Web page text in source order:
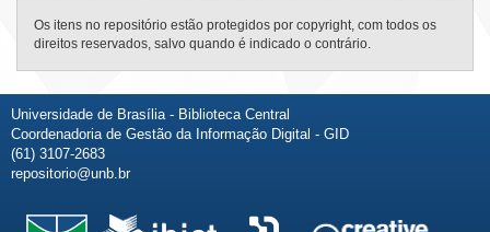
Os itens no repositório estão protegidos por copyright, com todos os
direitos reservados, salvo quando é indicado o contrário.
Universidade de Brasília - Biblioteca Central
Coordenadoria de Gestão da Informação Digital - GID
(61) 3107-2683
repositorio@unb.br